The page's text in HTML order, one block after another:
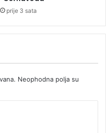
prije 3 sata
Neophodna polja su